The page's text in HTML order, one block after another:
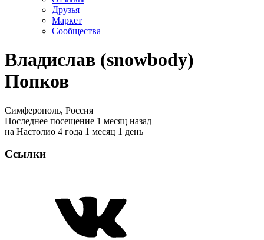
Друзья
Маркет
Сообщества
Владислав (snowbody)
Попков
Симферополь, Россия
Последнее посещение 1 месяц назад
на Настолио 4 года 1 месяц 1 день
Ссылки